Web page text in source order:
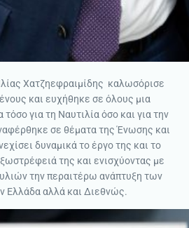
Χατζηεφραιμίδης καλωσόρισε
και ευχήθηκε σε όλους μια
για τη Ναυτιλία όσο και για την
σε θέματα της Ένωσης και
δυναμικά το έργο της και το
της και ενισχύοντας με
την περαιτέρω ανάπτυξη των
Ελλάδα αλλά και Διεθνώς.